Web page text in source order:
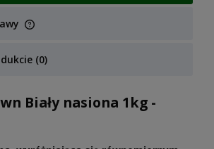
ewentualnych kosztów płatności
(0)
Biały nasiona 1kg -